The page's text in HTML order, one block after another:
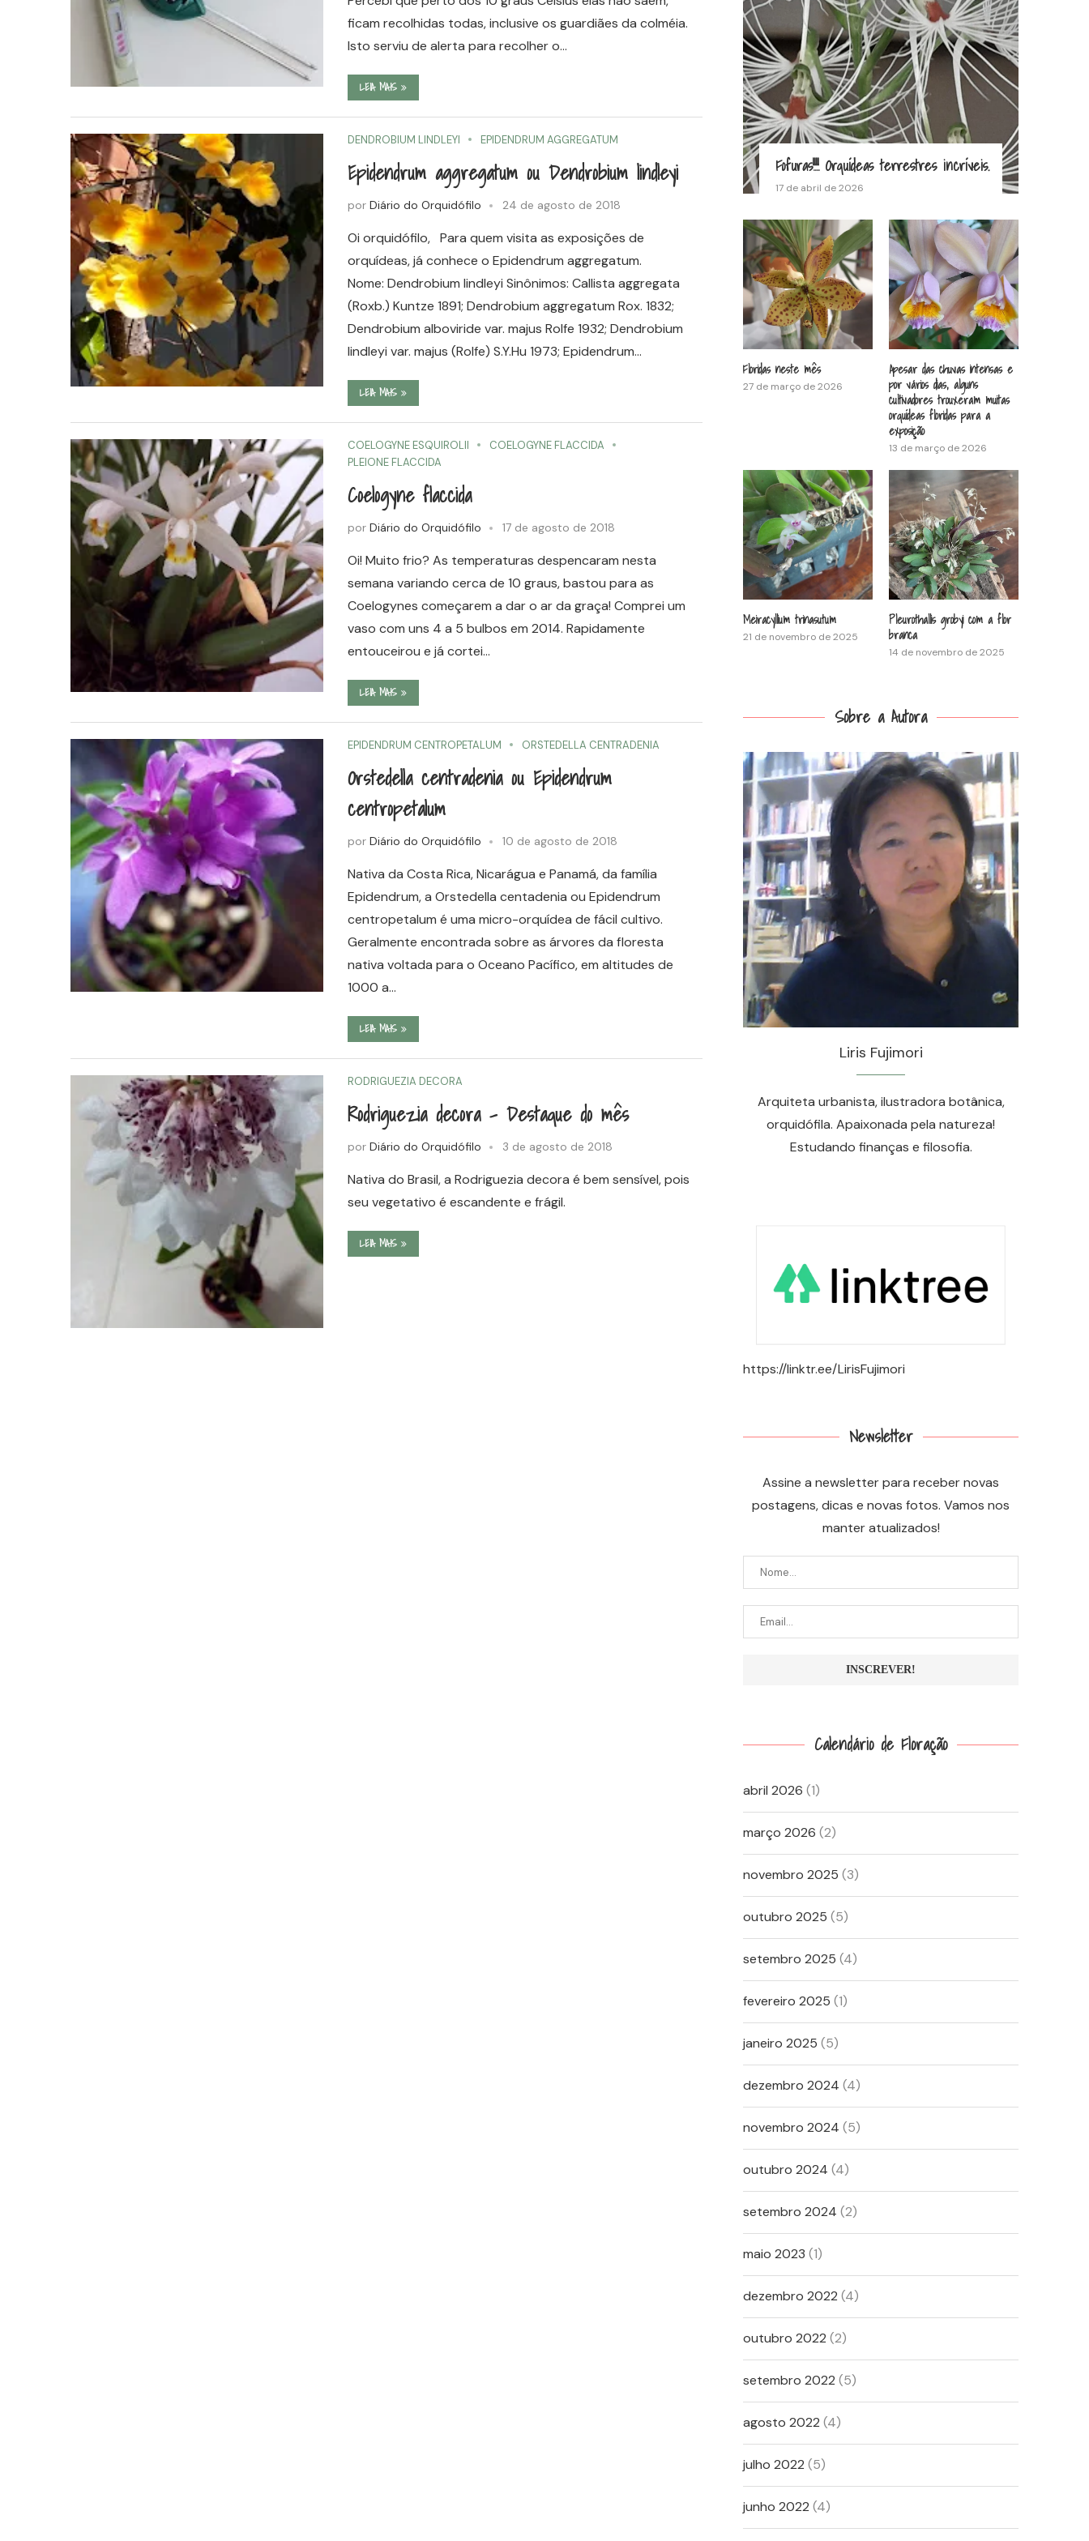
ficam recolhidas todas, inclusive os guardiães da colméia.
Isto serviu de alerta para recolher o…
LEIA MAIS
DENDROBIUM LINDLEYI EPIDENDRUM AGGREGATUM
Epidendrum aggregatum ou Dendrobium lindleyi
por Diário do Orquidófilo 24 de agosto de 2018
Oi orquidófilo, Para quem visita as exposições de
orquídeas, já conhece o Epidendrum aggregatum.
Nome: Dendrobium lindleyi Sinônimos: Callista aggregata
(Roxb.) Kuntze 1891; Dendrobium aggregatum Rox. 1832;
Dendrobium alboviride var. majus Rolfe 1932; Dendrobium
lindleyi var. majus (Rolfe) S.Y.Hu 1973; Epidendrum…
LEIA MAIS
COELOGYNE ESQUIROLII
COELOGYNE FLACCIDA
PLEIONE FLACCIDA
Coelogyne flaccida
por Diário do Orquidófilo 17 de agosto de 2018
Oi! Muito frio? As temperaturas despencaram nesta
semana variando cerca de 10 graus, bastou para as
Coelogynes começarem a dar o ar da graça! Comprei um
vaso com uns 4 a 5 bulbos em 2014. Rapidamente
entouceirou e já cortei…
LEIA MAIS
EPIDENDRUM CENTROPETALUM ORSTEDELLA CENTRADENIA
Orstedella centradenia ou Epidendrum
centropetalum
por Diário do Orquidófilo 10 de agosto de 2018
Nativa da Costa Rica, Nicarágua e Panamá, da família
Epidendrum, a Orstedella centadenia ou Epidendrum
centropetalum é uma micro-orquídea de fácil cultivo.
Geralmente encontrada sobre as árvores da floresta
nativa voltada para o Oceano Pacífico, em altitudes de
1000 a…
LEIA MAIS
RODRIGUEZIA DECORA
Rodriguezia decora – Destaque do mês
por Diário do Orquidófilo 3 de agosto de 2018
Nativa do Brasil, a Rodriguezia decora é bem sensível, pois
seu vegetativo é escandente e frágil.
LEIA MAIS
Fofuras!!!! Orquídeas terrestres incríveis.
17 de abril de 2026
Floridas neste mês
27 de março de 2026
Apesar das chuvas intensas e
por vários dias, alguns
cultivadores trouxeram muitas
orquídeas floridas para a
exposição
13 de março de 2026
Meiracyllium trinasutum
21 de novembro de 2025
Pleurothallis grobyi com a flor
branca
14 de novembro de 2025
Sobre a Autora
Liris Fujimori
Arquiteta urbanista, ilustradora botânica,
orquidófila. Apaixonada pela natureza!
Estudando finanças e filosofia.
https://linktr.ee/LirisFujimori
Newsletter
Assine a newsletter para receber novas
postagens, dicas e novas fotos. Vamos nos
manter atualizados!
Calendário de Floração
abril 2026 (1)
março 2026 (2)
novembro 2025 (3)
outubro 2025 (5)
setembro 2025 (4)
fevereiro 2025 (1)
janeiro 2025 (5)
dezembro 2024 (4)
novembro 2024 (5)
outubro 2024 (4)
setembro 2024 (2)
maio 2023 (1)
dezembro 2022 (4)
outubro 2022 (2)
setembro 2022 (5)
agosto 2022 (4)
julho 2022 (5)
junho 2022 (4)